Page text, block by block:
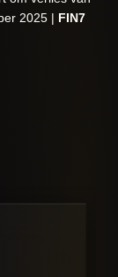
2025 | FIN7